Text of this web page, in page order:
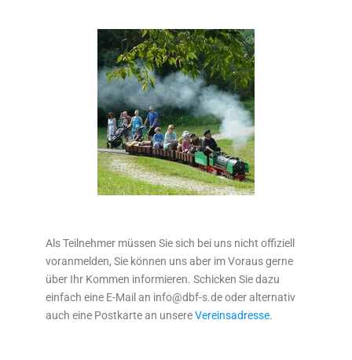
Als Teilnehmer müssen Sie sich bei uns nicht offiziell
voranmelden, Sie können uns aber im Voraus gerne
über Ihr Kommen informieren. Schicken Sie dazu
einfach eine E-Mail an info@dbf-s.de oder alternativ
auch eine Postkarte an unsereVereinsadresse.